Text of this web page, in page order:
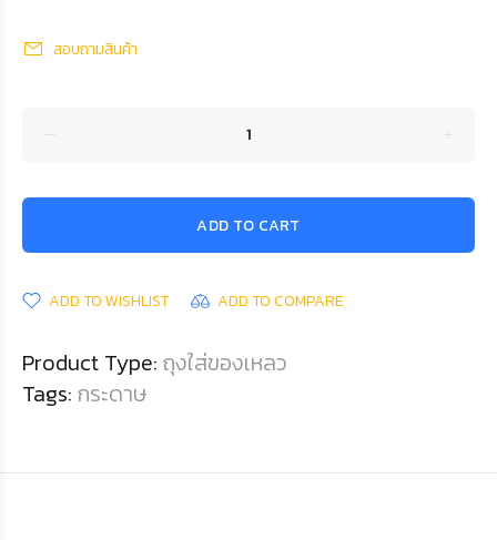
สอบถามสินค้า
ADD TO CART
ADD TO WISHLIST ADD TO COMPARE
Product Type: ถุงใส่ของเหลว
Tags: กระดาษ